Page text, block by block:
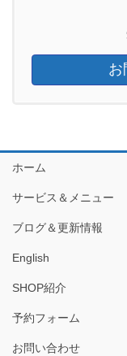
お
ホーム
サービス＆メニュー
ブログ＆更新情報
English
SHOP紹介
予約フォーム
お問い合わせ